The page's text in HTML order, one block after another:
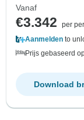
Vanaf
€3.342
per
Aanmelden to
Prijs gebaseerd
Download